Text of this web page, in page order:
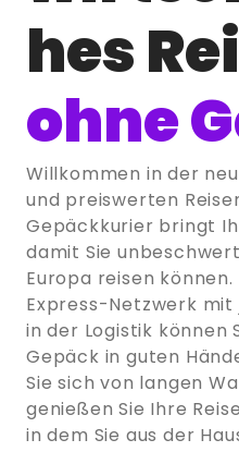
hes
ohne
Willkommen in der
und preiswerten
Gepäckkurier bringt
damit Sie
Europa reisen
Express-Netzwerk
in der Logistik können
Gepäck in guten
Sie sich von langen
genießen Sie Ihre
in dem Sie aus der